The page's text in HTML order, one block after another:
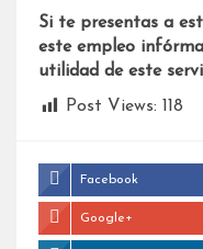
Si te presentas a
este empleo
utilidad de este
Post Views: 118
Facebook
Google+